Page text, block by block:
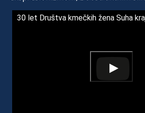
30 let Društva kmečkih žena Suha